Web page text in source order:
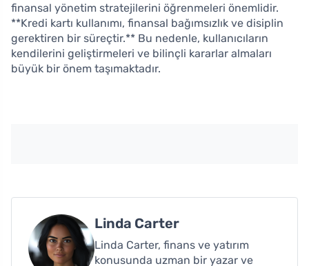
finansal yönetim stratejilerini öğrenmeleri önemlidir.
**Kredi kartı kullanımı, finansal bağımsızlık ve disiplin
gerektiren bir süreçtir.** Bu nedenle, kullanıcıların
kendilerini geliştirmeleri ve bilinçli kararlar almaları
büyük bir önem taşımaktadır.
Linda Carter
Linda Carter, finans ve yatırım
konusunda uzman bir yazar ve